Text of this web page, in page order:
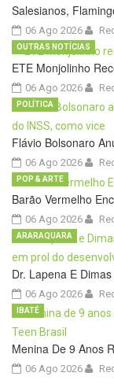
Salesianos,
06 Ago 2026
ETE Monjolinho
06 Ago 2026
OUTRAS NOTÍCIAS
Flávio Bolsonaro
06 Ago 2026
POLÍTICA
Barão Vermelho
06 Ago 2026
POP & ARTE
Dr. Lapena E
06 Ago 2026
ARARAQUARA
Menina De 9 Anos
06 Ago 2026
IBATÉ